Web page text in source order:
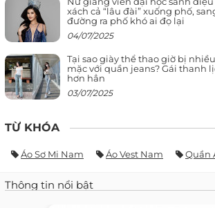
xách cả “lâu đài” xuống phố,
đường ra phố khó ai đọ lại
04/07/2025
Tại sao giày thể thao giờ bị
mặc với quần jeans? Gái thanh
hơn hẳn
03/07/2025
TỪ KHÓA
Áo Sơ Mi Nam Áo Vest Nam Quần
Thông tin nổi bật